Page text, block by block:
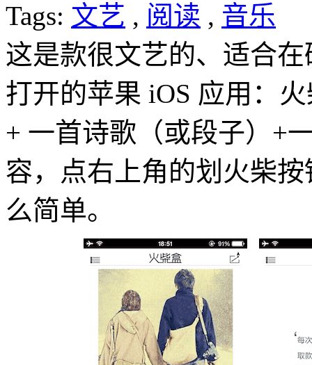
Tags: 文艺 , 阅读 , 音乐
这是款很文艺的、适合
打开的苹果 iOS 应用：
+ 一首诗歌（或段子）+
容，点右上角的划火柴
么简单。